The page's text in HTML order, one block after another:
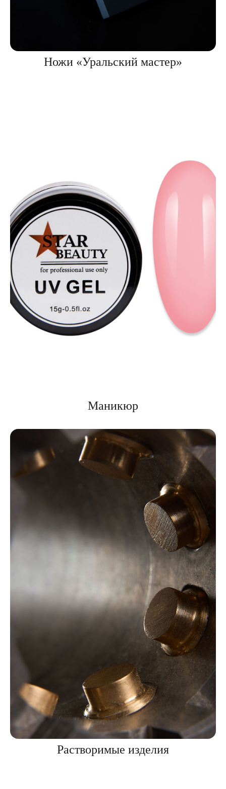
Ножи «Уральский мастер»
Маникюр
Растворимые изделия